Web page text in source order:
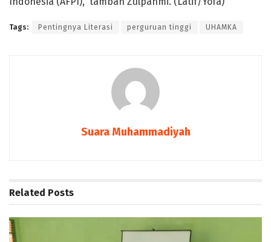
Tags: Pentingnya Literasi perguruan tinggi UHAMKA
Suara Muhammadiyah
Related Posts